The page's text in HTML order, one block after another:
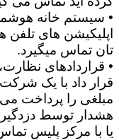
• سیستم خانه
اپلیکیشن های تلفن
تان تماس میگیرد.
• قراردادهای
قرار داد با یک شرکت
مبلغی را پرداخت
هشدار توسط
یا با مرکز پلیس